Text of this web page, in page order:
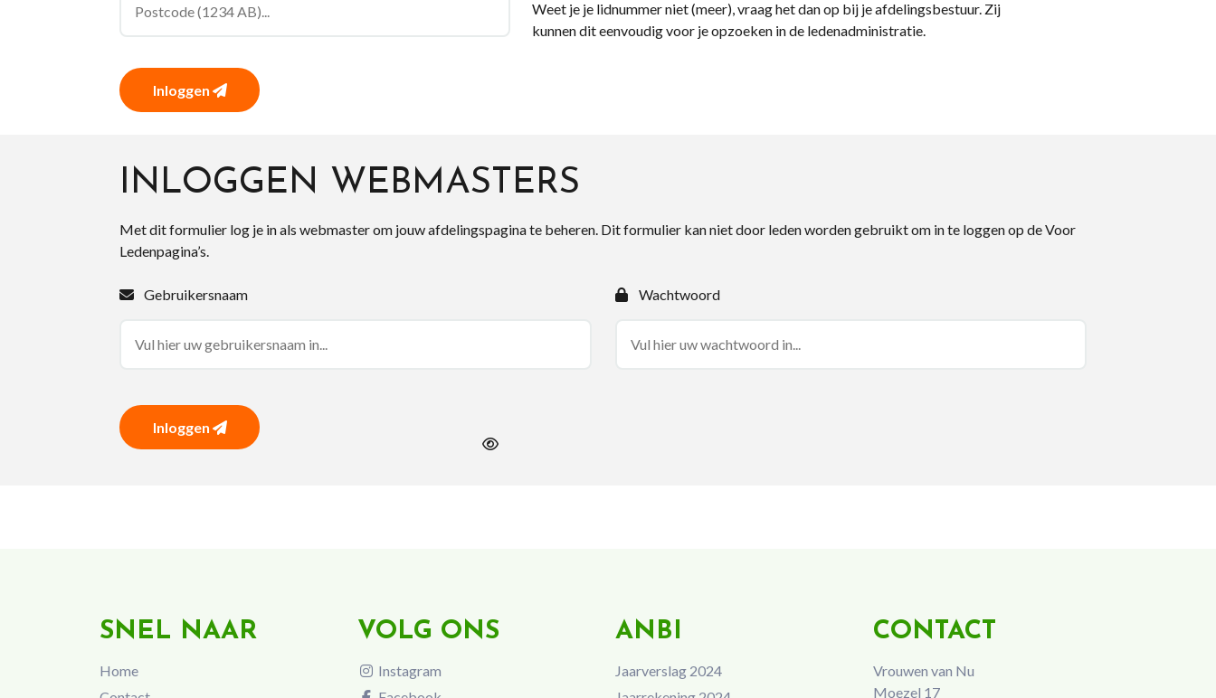
Inloggen
Weet je je lidnummer niet (meer), vraag het dan op bij je afdelingsbestuur. Zij
kunnen dit eenvoudig voor je opzoeken in de ledenadministratie.
INLOGGEN WEBMASTERS
Met dit formulier log je in als webmaster om jouw afdelingspagina te beheren. Dit formulier kan niet door leden worden gebruikt om in te loggen op de Voor
Ledenpagina’s.
Gebruikersnaam Wachtwoord
Inloggen
SNEL NAAR
Home
VOLG ONS
Instagram
ANBI
Jaarverslag 2024
CONTACT
Vrouwen van Nu
Moezel 17